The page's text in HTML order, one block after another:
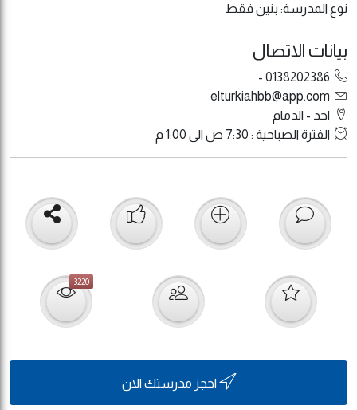
نوع المدرسة: بنين فقط
بيانات الاتصال
احد - الدمام
الفترة الصباحية : 7:30 ص الى 1:00 م
3220
احجز مدرستك الان